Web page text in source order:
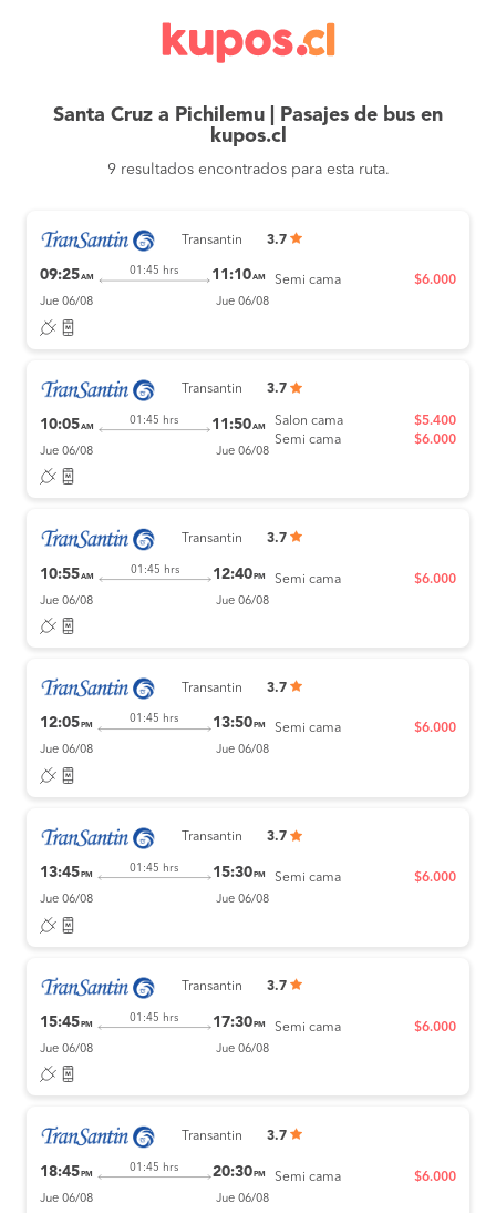
Santa Cruz a Pichilemu | Pasajes de bus en
kupos.cl
9 resultados encontrados para esta ruta.
Transantin 3.7
09:25AM
01:45 hrs 11:10AM
Jue 06/08 Jue 06/08
Semi cama $6.000
Transantin 3.7
10:05AM
01:45 hrs 11:50AM
Jue 06/08 Jue 06/08
Salon cama
Semi cama
$5.400
$6.000
Transantin 3.7
10:55AM
01:45 hrs 12:40 PM
Jue 06/08 Jue 06/08
Semi cama $6.000
Transantin 3.7
12:05PM
01:45 hrs 13:50PM
Jue 06/08 Jue 06/08
Semi cama $6.000
Transantin 3.7
13:45 PM
01:45 hrs 15:30 PM
Jue 06/08 Jue 06/08
Semi cama $6.000
Transantin 3.7
15:45 PM
01:45 hrs 17:30 PM
Jue 06/08 Jue 06/08
Semi cama $6.000
Transantin 3.7
18:45 PM
01:45 hrs 20:30 PM
Jue 06/08 Jue 06/08
Semi cama $6.000